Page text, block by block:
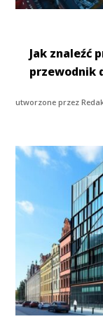
Jak znaleźć
przewodnik
utworzone przez